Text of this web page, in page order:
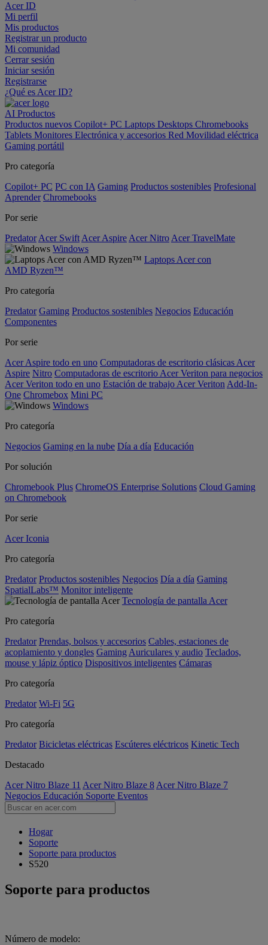
Acer ID
Mi perfil
Mis productos
Registrar un producto
Mi comunidad
Cerrar sesión
Iniciar sesión
Registrarse
¿Qué es Acer ID?
AI Productos
Productos nuevos Copilot+ PC Laptops Desktops Chromebooks
Tablets Monitores Electrónica y accesorios Red Movilidad eléctrica
Gaming portátil
Pro categoría
Copilot+ PC PC con IA Gaming Productos sostenibles Profesional
Aprender Chromebooks
Por serie
Predator Acer Swift Acer Aspire Acer Nitro Acer TravelMate
Windows
Laptops Acer con
AMD Ryzen™
Pro categoría
Predator Gaming Productos sostenibles Negocios Educación
Componentes
Por serie
Acer Aspire todo en uno Computadoras de escritorio clásicas Acer
Aspire Nitro Computadoras de escritorio Acer Veriton para negocios
Acer Veriton todo en uno Estación de trabajo Acer Veriton Add-In-
One Chromebox Mini PC
Windows
Pro categoría
Negocios Gaming en la nube Día a día Educación
Por solución
Chromebook Plus ChromeOS Enterprise Solutions Cloud Gaming
on Chromebook
Por serie
Acer Iconia
Pro categoría
Predator Productos sostenibles Negocios Día a día Gaming
SpatialLabs™ Monitor inteligente
Tecnología de pantalla Acer
Pro categoría
Predator Prendas, bolsos y accesorios Cables, estaciones de
acoplamiento y dongles Gaming Auriculares y audio Teclados,
mouse y lápiz óptico Dispositivos inteligentes Cámaras
Pro categoría
Predator Wi-Fi 5G
Pro categoría
Predator Bicicletas eléctricas Escúteres eléctricos Kinetic Tech
Destacado
Acer Nitro Blaze 11 Acer Nitro Blaze 8 Acer Nitro Blaze 7
Negocios Educación Soporte Eventos
Hogar
Soporte
Soporte para productos
S520
Soporte para productos
Número de modelo: